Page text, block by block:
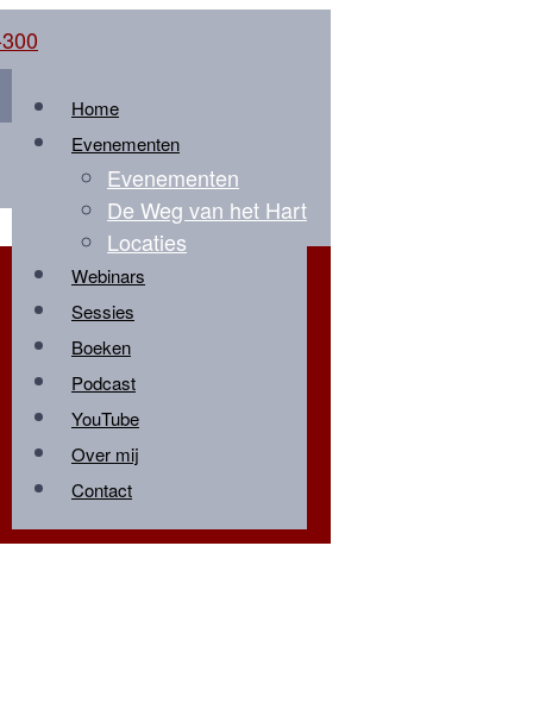
Home
Evenementen
Evenementen
De Weg van het Hart
Locaties
Webinars
Sessies
Boeken
Podcast
YouTube
Over mij
Contact